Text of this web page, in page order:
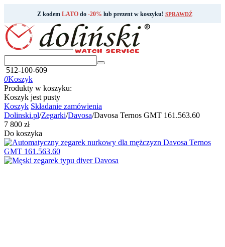
Z kodem LATOdo -20% lub prezent w koszyku! SPRAWDŹ
512-100-609
0Koszyk
Produkty w koszyku:
Koszyk jest pusty
Koszyk Składanie zamówienia
Dolinski.pl/Zegarki/Davosa/Davosa Ternos GMT 161.563.60
‍7 800‍ zł
Do koszyka